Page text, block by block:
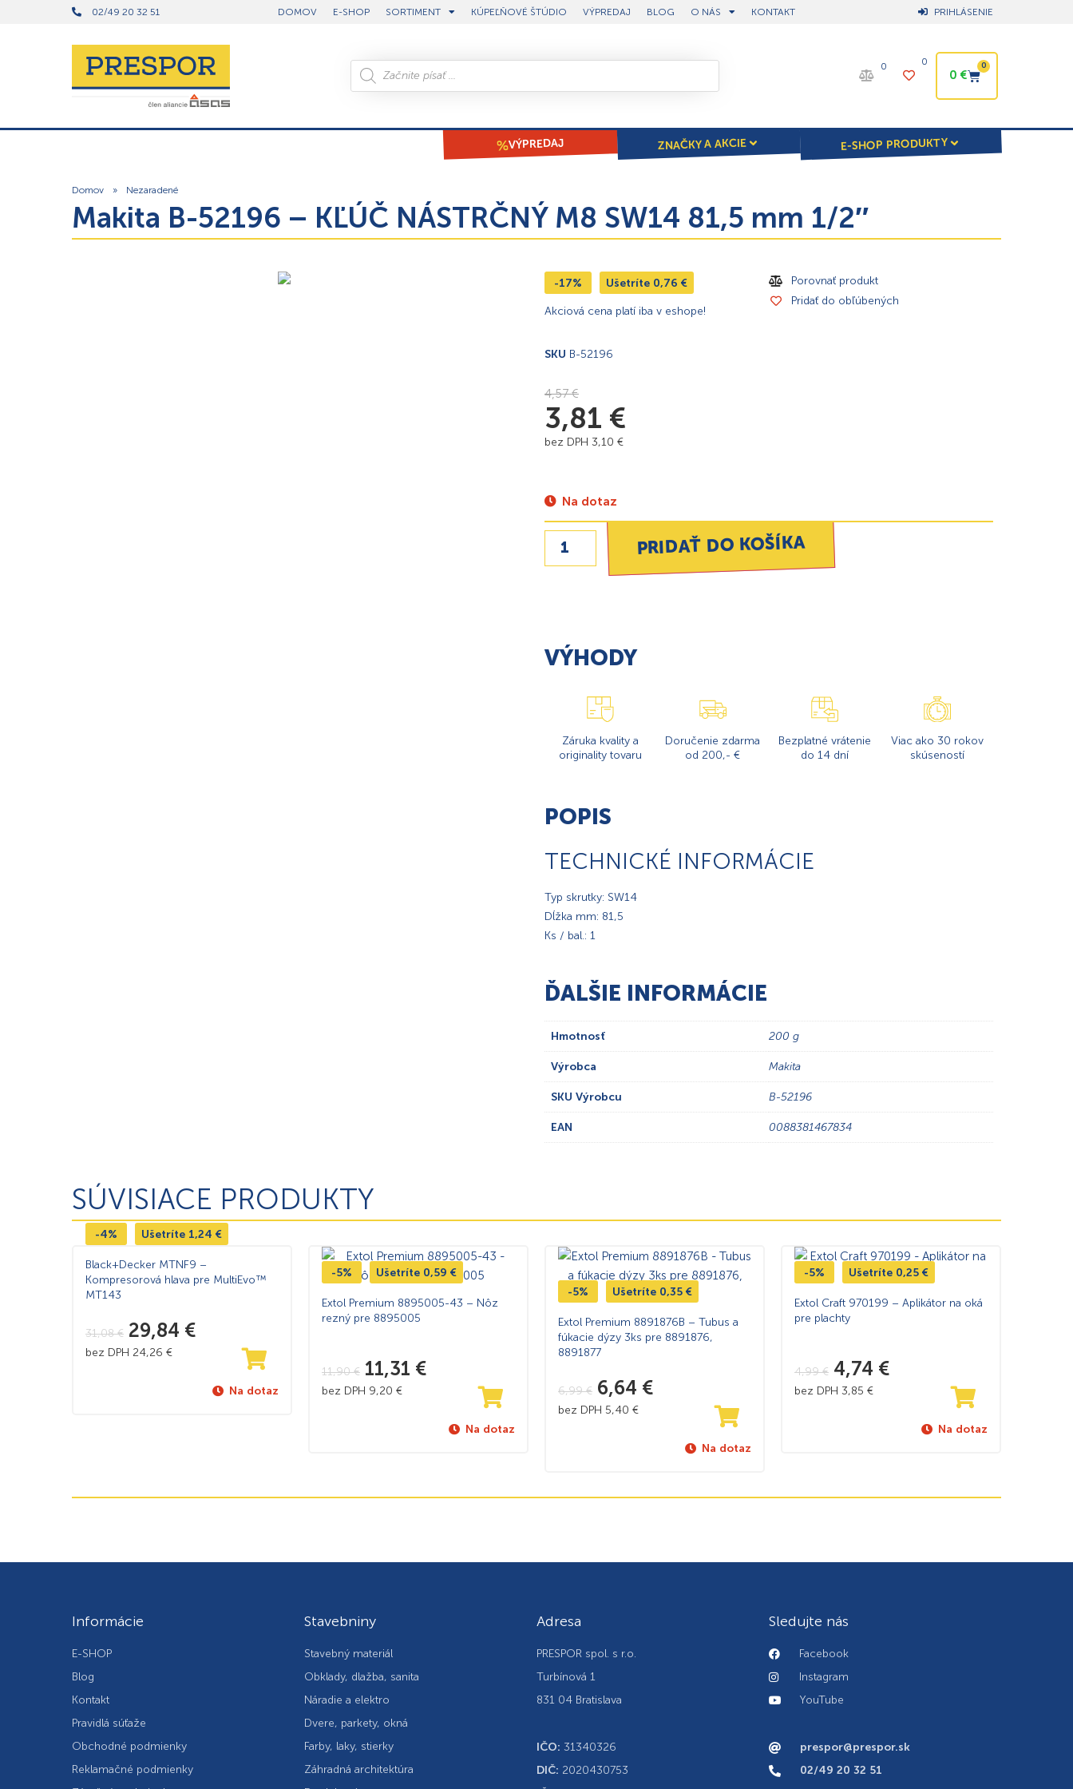
02/49 20 32 51 DOMOV E-SHOP SORTIMENT KÚPEĽŇOVÉ ŠTÚDIO VÝPREDAJ BLOG O NÁS KONTAKT PRIHLÁSENIE
0 0
0€
0
VÝPREDAJ ZNAČKY A AKCIE E-SHOP PRODUKTY
Domov » Nezaradené
Makita B-52196 – KĽÚČ NÁSTRČNÝ M8 SW14 81,5 mm 1/2″
-17% Ušetríte 0,76 €
Akciová cena platí iba v eshope!
SKU B-52196
Porovnať produkt
Pridať do obľúbených
4,57€
3,81 €
bez DPH 3,10 €
Na dotaz
PRIDAŤ DO KOŠÍKA
VÝHODY
Záruka kvality a
originality tovaru
Doručenie zdarma
od 200,- €
Bezplatné vrátenie
do 14 dní
Viac ako 30 rokov
skúseností
POPIS
TECHNICKÉ INFORMÁCIE
Typ skrutky: SW14
Dĺžka mm: 81,5
Ks / bal.: 1
ĎALŠIE INFORMÁCIE
Hmotnosť 200 g
Výrobca Makita
SKU Výrobcu B-52196
EAN 0088381467834
SÚVISIACE PRODUKTY
-4% Ušetríte 1,24 €
Black+Decker MTNF9 –
Kompresorová hlava pre MultiEvo™
MT143
31,08€ 29,84 €
bez DPH 24,26 €
Na dotaz
-5% Ušetríte 0,59 €
Extol Premium 8895005-43 – Nôz
rezný pre 8895005
11,90€ 11,31 €
bez DPH 9,20 €
Na dotaz
-5% Ušetríte 0,35 €
Extol Premium 8891876B – Tubus a
fúkacie dýzy 3ks pre 8891876,
8891877
6,99€ 6,64 €
bez DPH 5,40 €
Na dotaz
-5% Ušetríte 0,25 €
Extol Craft 970199 – Aplikátor na oká
pre plachty
4,99€ 4,74 €
bez DPH 3,85 €
Na dotaz
Informácie
E-SHOP
Blog
Kontakt
Pravidlá súťaže
Obchodné podmienky
Reklamačné podmienky
Stavebniny
Stavebný materiál
Obklady, dlažba, sanita
Náradie a elektro
Dvere, parkety, okná
Farby, laky, stierky
Záhradná architektúra
Adresa
PRESPOR spol. s r.o.
Turbínová 1
831 04 Bratislava
IČO: 31340326
DIČ: 2020430753
Sledujte nás
Facebook
Instagram
YouTube
prespor@prespor.sk
02/49 20 32 51